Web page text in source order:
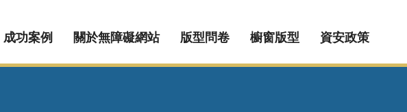
成功案例 關於無障礙網站 版型問卷 櫥窗版型 資安政策